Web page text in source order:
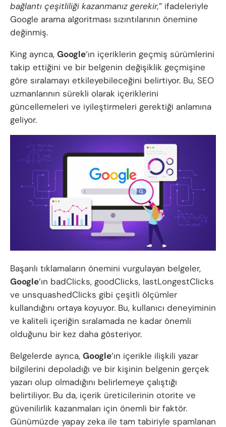
bağlantı çeşitliliği kazanmanız gerekir,” ifadeleriyle
Google arama algoritması sızıntılarının önemine
değinmiş.
King ayrıca, Google‘ın içeriklerin geçmiş sürümlerini
takip ettiğini ve bir belgenin değişiklik geçmişine
göre sıralamayı etkileyebileceğini belirtiyor. Bu, SEO
uzmanlarının sürekli olarak içeriklerini
güncellemeleri ve iyileştirmeleri gerektiği anlamına
geliyor.
Başarılı tıklamaların önemini vurgulayan belgeler,
Google‘ın badClicks, goodClicks, lastLongestClicks
ve unsquashedClicks gibi çeşitli ölçümler
kullandığını ortaya koyuyor. Bu, kullanıcı deneyiminin
ve kaliteli içeriğin sıralamada ne kadar önemli
olduğunu bir kez daha gösteriyor.
Belgelerde ayrıca, Google‘ın içerikle ilişkili yazar
bilgilerini depoladığı ve bir kişinin belgenin gerçek
yazarı olup olmadığını belirlemeye çalıştığı
belirtiliyor. Bu da, içerik üreticilerinin otorite ve
güvenilirlik kazanmaları için önemli bir faktör.
Günümüzde yapay zeka ile tam tabiriyle spamlanan